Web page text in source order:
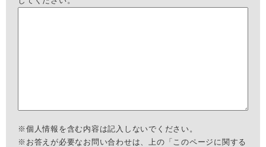
※個人情報を含む内容は記入しないでください。
※お答えが必要なお問い合わせは、上の「このページに関する